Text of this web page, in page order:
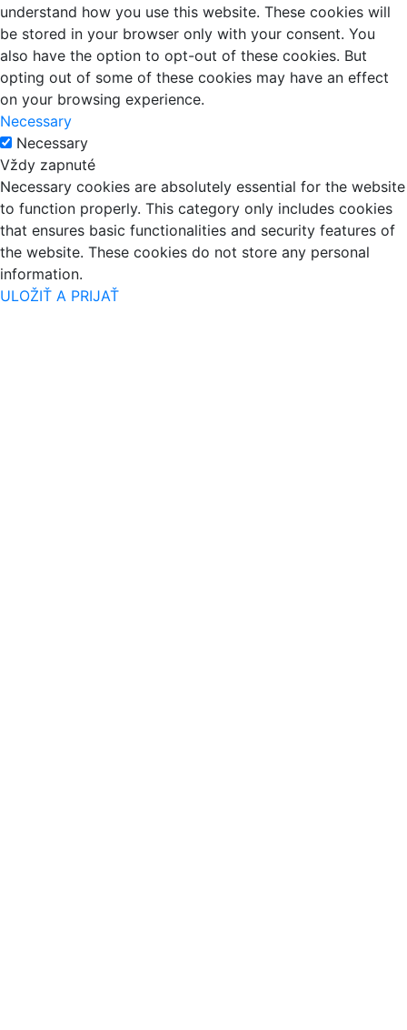
understand how you use this website. These cookies will
be stored in your browser only with your consent. You
also have the option to opt-out of these cookies. But
opting out of some of these cookies may have an effect
on your browsing experience.
Necessary
Necessary
Vždy zapnuté
Necessary cookies are absolutely essential for the website
to function properly. This category only includes cookies
that ensures basic functionalities and security features of
the website. These cookies do not store any personal
information.
ULOŽIŤ A PRIJAŤ